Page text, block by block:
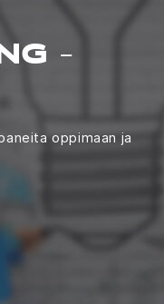
-
oppimaan ja